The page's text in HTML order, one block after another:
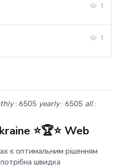
1
1
: 6505 yearly: 6505 all:
⭐🏆⭐ Web
є оптимальним рішенням
швидка